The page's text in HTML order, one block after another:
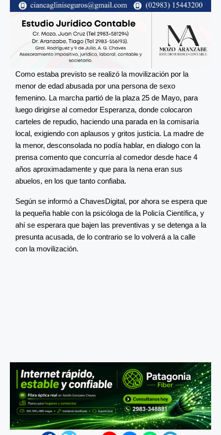
Como estaba previsto se realizó la movilización por la
menor de edad abusada por una persona de sexo
femenino. La marcha partió de la plaza 25 de Mayo, para
luego dirigirse al comedor Esperanza, donde colocaron
carteles de repudio, haciendo una parada en la comisaría
local, exigiendo con aplausos y gritos justicia. La madre de
la menor, desconsolada no podía hablar, en dialogo con la
prensa comento que concurría al comedor desde hace 4
años aproximadamente y que para la nena eran sus
abuelos, en los que tanto confiaba.
Según se informó a ChavesDigital, por ahora se espera que
la pequeña hable con la psicóloga de la Policía Científica, y
ahí se esperara que bajen las preventivas y se detenga a la
presunta acusada, de lo contrario se lo volverá a la calle
con la movilización.